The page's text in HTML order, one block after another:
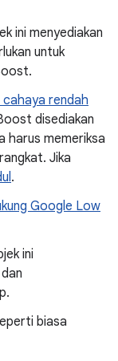
ini menyediakan
untuk
cahaya rendah
disediakan
harus memeriksa
Jika
.
Google Low
ini
biasa